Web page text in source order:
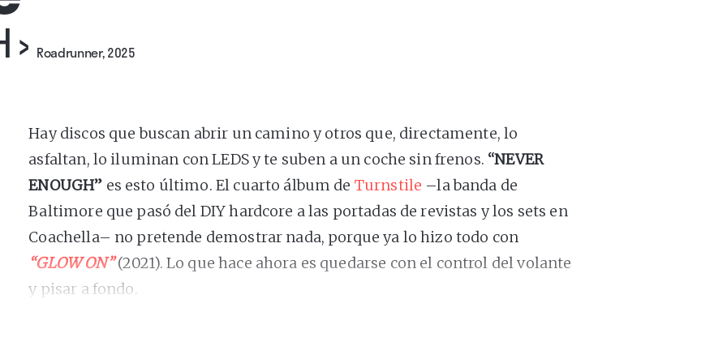
› Roadrunner, 2025
Hay discos que buscan abrir un camino y otros que, directamente, lo
asfaltan, lo iluminan con LEDS y te suben a un coche sin frenos. “NEVER
ENOUGH” es esto último. El cuarto álbum de Turnstile –la banda de
Baltimore que pasó del DIY hardcore a las portadas de revistas y los sets en
Coachella– no pretende demostrar nada, porque ya lo hizo todo con
“GLOW ON”(2021). Lo que hace ahora es quedarse con el control del volante
y pisar a fondo.